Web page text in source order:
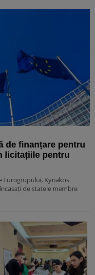
de finanțare pentru
licitațiile pentru
Eurogrupului, Kyriakos
de statele membre